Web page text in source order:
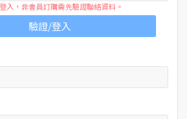
入，非會員訂購需先驗證聯絡資料。
驗證/登入